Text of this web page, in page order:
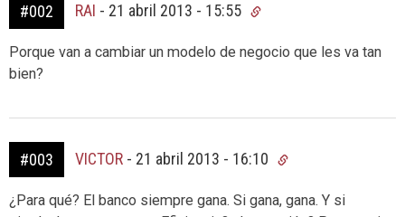
#002 RAI - 21 abril 2013 - 15:55
Porque van a cambiar un modelo de negocio que les va tan
bien?
#003 VICTOR - 21 abril 2013 - 16:10
¿Para qué? El banco siempre gana. Si gana, gana. Y si